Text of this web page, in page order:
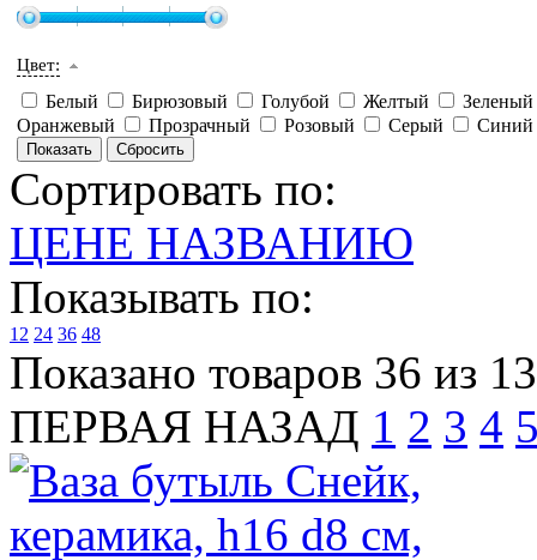
Цвет:
Белый Бирюзовый Голубой Желтый
Зеленый
Оранжевый
Прозрачный Розовый Серый Синий
Сортировать по:
ЦЕНЕ НАЗВАНИЮ
Показывать по:
12 24 36 48
Показано товаров 36 из
ПЕРВАЯ НАЗАД 1 2 3 4